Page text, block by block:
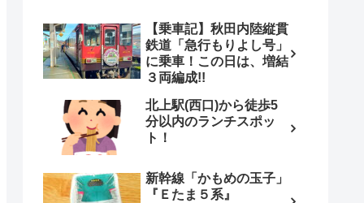
【乗車記】秋田内陸縦貫
鉄道「急行もりよし号」
に乗車！この日は、増結
３両編成!!
北上駅(西口)から徒歩5
分以内のランチスポッ
ト！
新幹線「かもめの玉子」
『Ｅたま５系』